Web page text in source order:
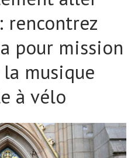
rencontrez
pour mission
musique
à vélo